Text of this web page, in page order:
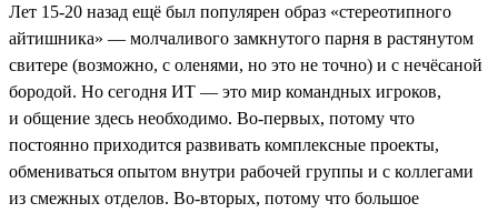
Лет 15‑20 назад ещё был популярен образ «стереотипного
айтишника» — молчаливого замкнутого парня в растянутом
свитере (возможно, с оленями, но это не точно) и с нечёсаной
бородой. Но сегодня ИТ — это мир командных игроков,
и общение здесь необходимо. Во-первых, потому что
постоянно приходится развивать комплексные проекты,
обмениваться опытом внутри рабочей группы и с коллегами
из смежных отделов. Во-вторых, потому что большое